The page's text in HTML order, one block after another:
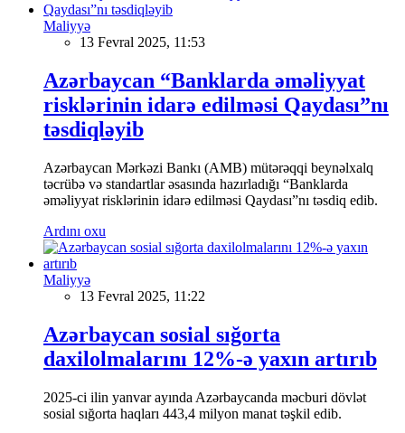
Maliyyə
13 Fevral 2025, 11:53
Azərbaycan “Banklarda əməliyyat
risklərinin idarə edilməsi Qaydası”nı
təsdiqləyib
Azərbaycan Mərkəzi Bankı (AMB) mütərəqqi beynəlxalq
təcrübə və standartlar əsasında hazırladığı “Banklarda
əməliyyat risklərinin idarə edilməsi Qaydası”nı təsdiq edib.
Ardını oxu
Maliyyə
13 Fevral 2025, 11:22
Azərbaycan sosial sığorta
daxilolmalarını 12%-ə yaxın artırıb
2025-ci ilin yanvar ayında Azərbaycanda məcburi dövlət
sosial sığorta haqları 443,4 milyon manat təşkil edib.